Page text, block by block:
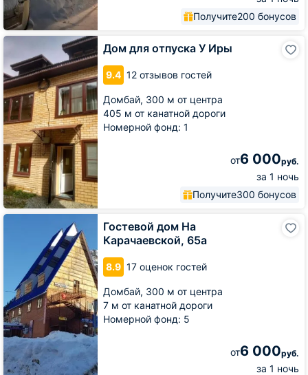
Получите200 бонусов
Дом для отпуска У Иры
9.4 12 отзывов гостей
Домбай, 300 м от центра
405 м от канатной дороги
Номерной фонд: 1
от6 000руб.
за 1 ночь
Получите300 бонусов
Дом
отпуска
У
Иры
Гостевой дом На
Карачаевской, 65а
8.9 17 оценок гостей
Домбай, 300 м от центра
7 м от канатной дороги
Номерной фонд: 5
от6 000руб.
за 1 ночь
Гостевой
Карачаевской,